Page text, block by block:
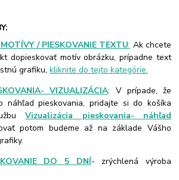
/ PIESKOVANIE TEXTU: Ak chcete
dopieskovať motív obrázku, prípadne text
grafiku,kliknite do tejto kategórie.
VIZUALIZÁCIA: V prípade, že
náhľad pieskovania, pridajte si do košíka
Vizualizácia pieskovania- náhľad
potom budeme až na základe Vášho
DO 5 DNÍ- zrýchlená výroba